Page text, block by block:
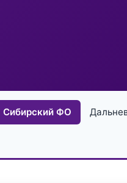
Сибирский ФО